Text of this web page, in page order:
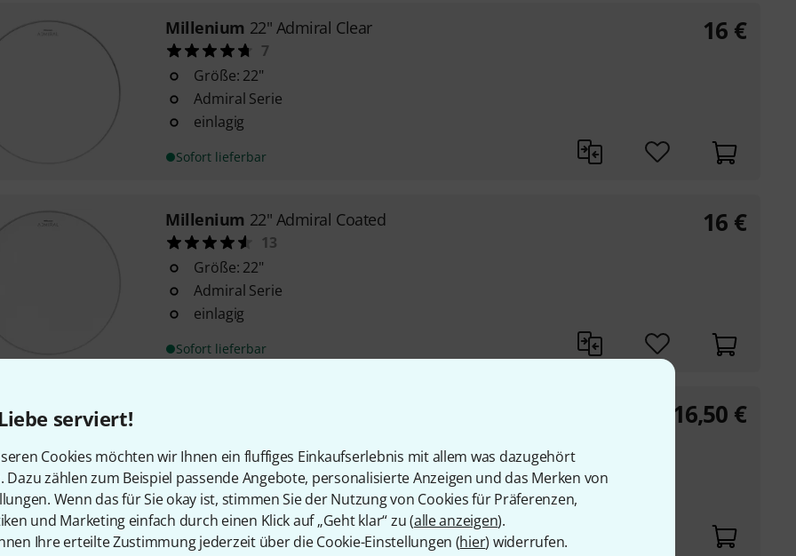
serviert!
Cookies möchten wir Ihnen ein fluffiges Einkaufserlebnis mit allem was dazugehört
Dazu zählen zum Beispiel passende Angebote, personalisierte Anzeigen und das Merken von
Wenn das für Sie okay ist, stimmen Sie der Nutzung von Cookies für Präferenzen,
und Marketing einfach durch einen Klick auf „Geht klar“ zu (alle anzeigen).
Ihre erteilte Zustimmung jederzeit über die Cookie-Einstellungen (hier) widerrufen.
Millenium 22" Admiral Clear
7
Größe: 22"
Admiral Serie
einlagig
Sofort lieferbar
16 €
Millenium 22" Admiral Coated
13
Größe: 22"
Admiral Serie
einlagig
Sofort lieferbar
16 €
Größe: 22"
Eminence Serie
doppellagig
Sofort lieferbar
16,50 €